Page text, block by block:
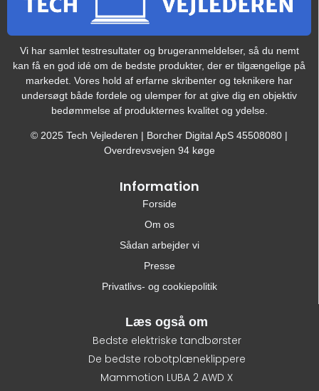
Vi har samlet testresultater og brugeranmeldelser, så du nemt
kan få en god idé om de bedste produkter, der er tilgængelige på
markedet. Vores hold af erfarne skribenter og teknikere har
undersøgt både fordele og ulemper for at give dig en objektiv
bedømmelse af produkternes kvalitet og ydelse.
© 2025 Tech Vejlederen | Borcher Digital ApS 45508080 |
Overdrevsvejen 94 køge
Information
Forside
Om os
Sådan arbejder vi
Presse
Privatlivs- og cookiepolitik
Læs også om
Bedste elektriske tandbørster
De bedste robotplæneklippere
Mammotion LUBA 2 AWD X